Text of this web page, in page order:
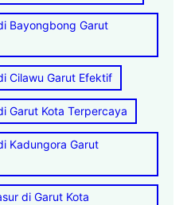
Bayongbong Garut
Cilawu Garut Efektif
Garut Kota Terpercaya
Kadungora Garut
di Garut Kota